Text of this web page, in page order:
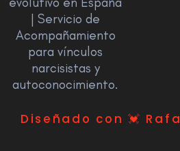
Diseñado con 💓
| Servicio de
Acompañamiento
para vínculos
narcisistas y
autoconocimiento.